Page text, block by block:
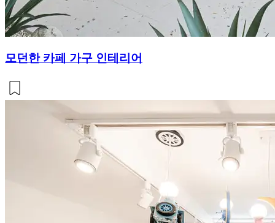
모던한 카페 가구 인테리어